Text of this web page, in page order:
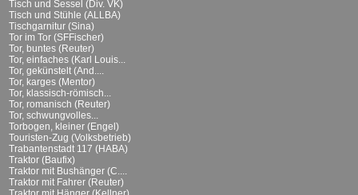
Tisch und Sessel (Div. VK)
Tisch und Stühle (ALLBA)
Tischgarnitur (Sina)
Tor im Tor (SFFischer)
Tor, buntes (Reuter)
Tor, einfaches (Karl Louis...
Tor, gekünstelt (And....
Tor, karges (Mentor)
Tor, klassisch-römisch...
Tor, romanisch (Reuter)
Tor, schwungvolles...
Torbogen, kleiner (Engel)
Touristen-Zug (Volksbetrieb)
Trabantenstadt 117 (HABA)
Traktor (Baufix)
Traktor mit Bushänger (C....
Traktor mit Fahrer (Reuter)